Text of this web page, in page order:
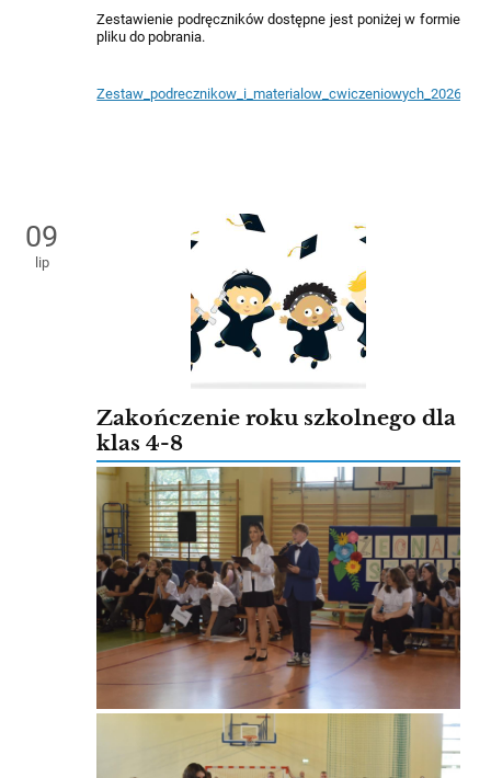
Zestawienie podręczników dostępne jest poniżej w formie
pliku do pobrania.
09
lip
Zakończenie roku szkolnego dla
klas 4-8